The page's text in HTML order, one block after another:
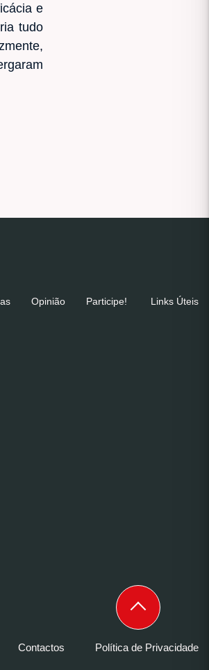
e
tudo
Opinião Participe! Links Úteis
Contactos Política de Privacidade